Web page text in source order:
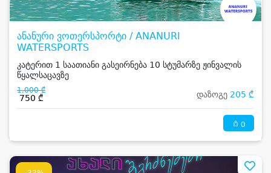
ანანური ვოთერსპორტი / ANANURI
WATERSPORTS
კატერით 1 საათიანი გასეირნება 10 სტუმარზე ჟინვალის
წყალსაცავზე
1,000 ₾
750 ₾ დაზოგე 205 ₾
0